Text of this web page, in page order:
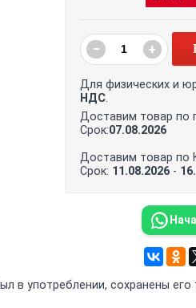
− +
Для физических и
НДС.
Доставим товар по
Срок:07.08.2026
Доставим товар по
Срок: 11.08.2026 -
в употреблении, сохранены